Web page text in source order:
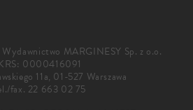
MARGINESY Sp. z o.o.
0000416091
11a, 01-527 Warszawa
fax. 22 663 02 75